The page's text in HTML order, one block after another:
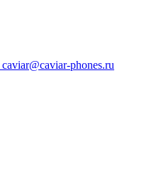
caviar@caviar-phones.ru